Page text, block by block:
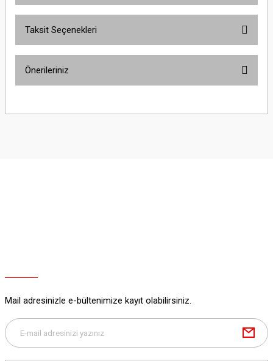
Taksit Seçenekleri
Önerileriniz
yetersiz gördüğünüz noktaları öneri formunu kullanarak tarafımıza
Mail adresinizle e-bültenimize kayıt olabilirsiniz.